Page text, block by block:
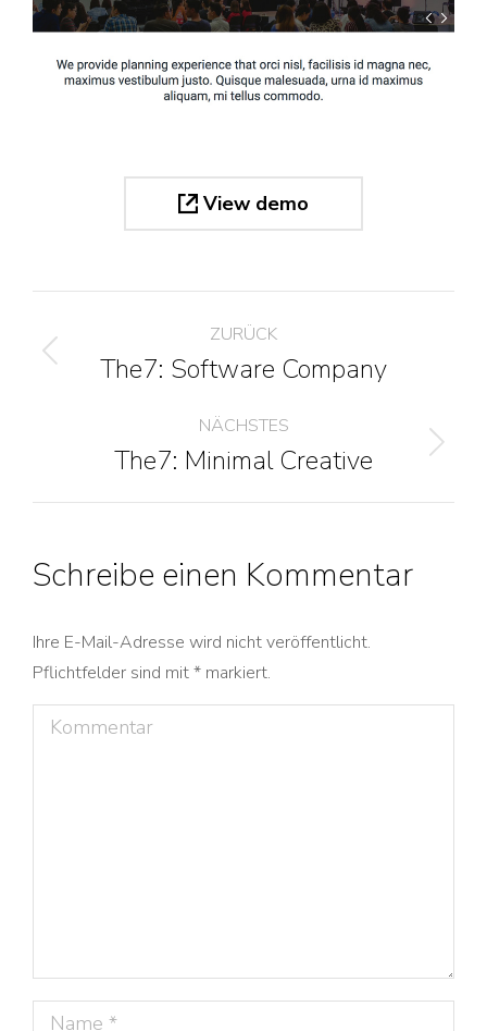
View demo
Project
navigationZURÜCK
Previous
The7: Software Company
NÄCHSTES
Next
The7: Minimal Creative
Schreibe einen Kommentar
Ihre E-Mail-Adresse wird nicht veröffentlicht.
Pflichtfelder sind mit* markiert.
Kommentar
Name *